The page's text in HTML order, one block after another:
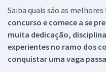
Saiba quais são as
concurso e comece a se
muita dedicação,
experientes no ramo dos
conquistar uma vaga